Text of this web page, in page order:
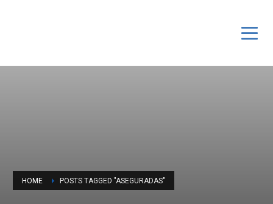
HOME POSTS TAGGED "ASEGURADAS"